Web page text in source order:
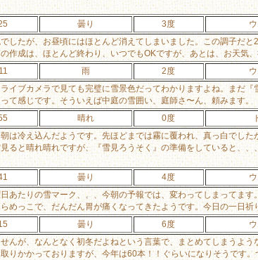
曇り 3度
したが、お昼頃にはほとんど消えてしまいました。この調子だと
作成は、ほとんど終わり、いつでもOKですが、あとは、お天気、
雨 2度
イブカメラで見ても完璧に雪景色だってわかりますよね。まだ『
て感じです。そういえば中庭の雪囲い、庭師さ〜ん、頼みます。
晴れ 0度
は冷え込んだようです。先ほどまでは霧に覆われ、真っ白でした
ると晴れ晴れですが、『雪見ろうそく』の準備をしていると、、
曇り 4度
あたりの雪マーク、、、今朝の予報では、変わってしまってます
めっこで、だんだん胃が痛くなってきたようです。今日の一日祈
曇り 6度
んが、なんとなく初冬だよねという言葉で、まとめてしまうよう
りかかっておりますが、今年は60本！！ぐらいになりそうです